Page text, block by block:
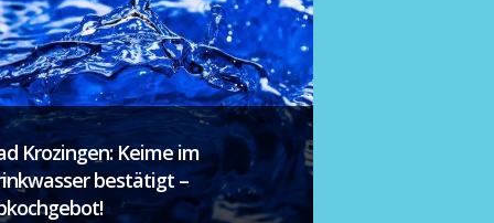
Krozingen: Keime im
bestätigt –